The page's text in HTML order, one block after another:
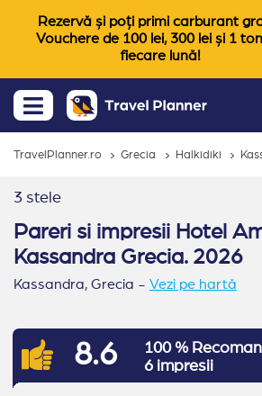
Rezervă și poți primi carburant
Vouchere de 100 lei, 300 lei și 1
fiecare lună!
TravelPlanner.ro Grecia Halkidiki
3 stele
Pareri si impresii Hotel
Kassandra Grecia. 2026
Kassandra, Grecia - Vezi pe hartă
8.6
100 %
6 impresii